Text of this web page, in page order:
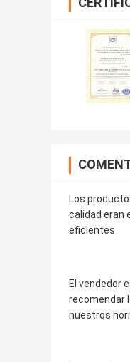
Los
calidad eran
eficientes
El vendedor
recomendar
nuestros